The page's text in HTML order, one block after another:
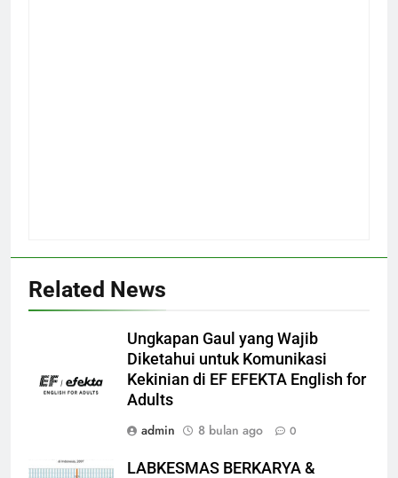
Related News
Ungkapan Gaul yang Wajib
Diketahui untuk Komunikasi
Kekinian di EF EFEKTA English for
Adults
admin
8 bulan ago 0
LABKESMAS BERKARYA &